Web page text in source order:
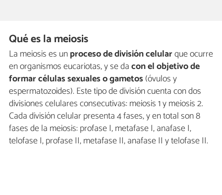
Qué es la meiosis
La meiosis es unproceso de división celularque ocurre
en organismos eucariotas, y se dacon el objetivo de
formar células sexuales o gametos (óvulos y
espermatozoides). Este tipo de división cuenta con dos
divisiones celulares consecutivas: meiosis 1 y meiosis 2.
Cada división celular presenta 4 fases, y en total son 8
fases de la meiosis: profase I, metafase I, anafase I,
telofase I, profase II, metafase II, anafase II y telofase II.